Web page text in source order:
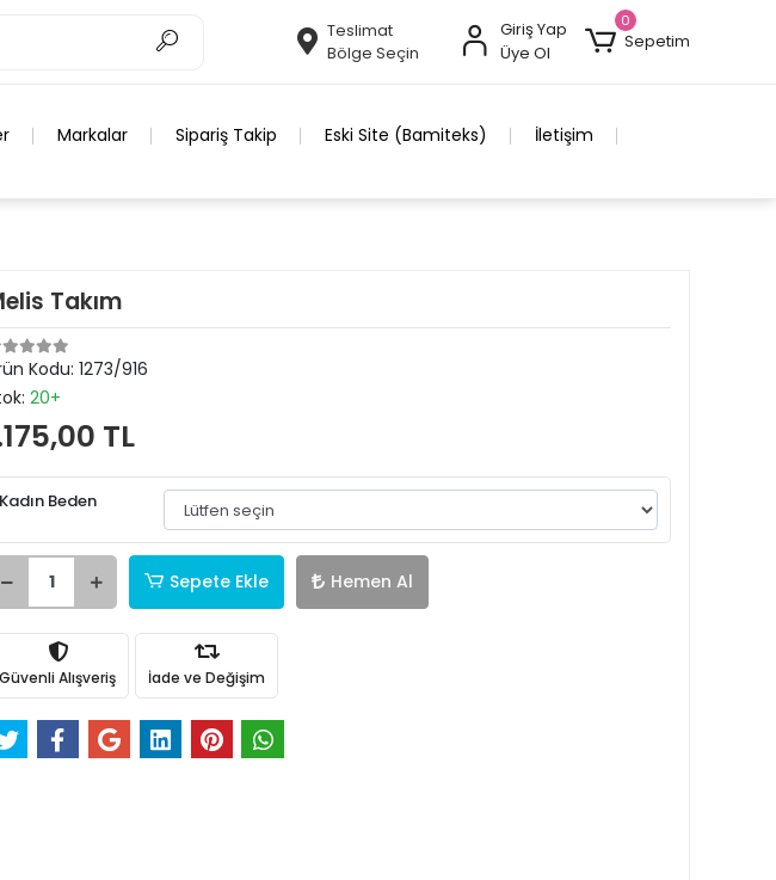
Teslimat
Bölge Seçin
Giriş Yap
Üye Ol
0
Sepetim
Markalar Sipariş Takip Eski Site (Bamiteks) İletişim
Takım
Kodu: 1273/916
20+
TL
Kadın Beden
Sepete Ekle Hemen Al
Güvenli Alışveriş İade ve Değişim